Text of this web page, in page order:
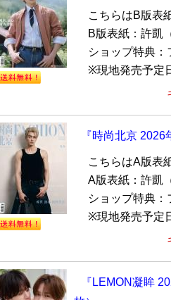
こちらはB版表
B版表紙：許凱
ショップ特典：
※現地発売予定
『時尚北京
こちらはA版表
A版表紙：許凱
ショップ特典：
※現地発売予定
『LEMON凝眸